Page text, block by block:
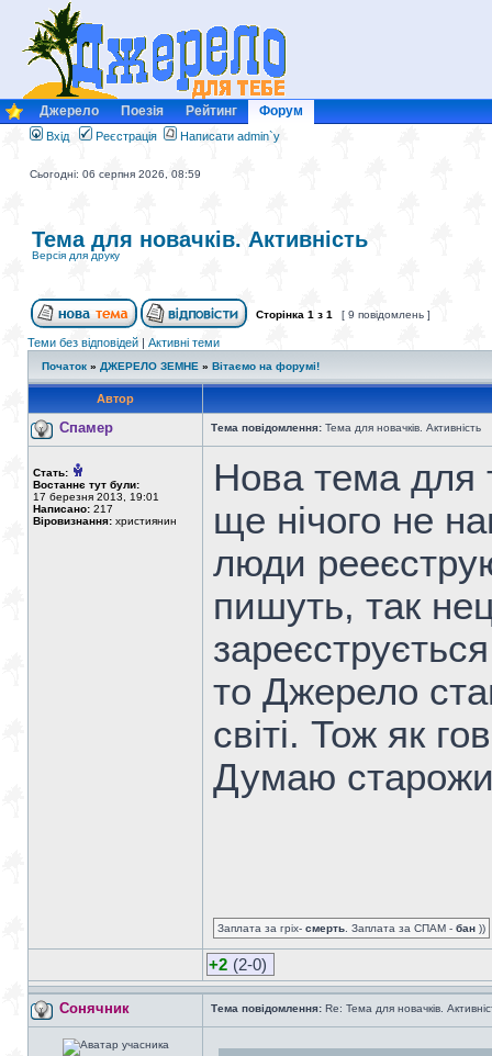
Джерело Поезія Рейтинг Форум
Вхід Реєстрація Написати admin`у
Сьогодні: 06 серпня 2026, 08:59
Тема для новачків. Активність
Версія для друку
Сторінка 1 з 1 [ 9 повідомлень ]
Теми без відповідей | Активні теми
Початок » ДЖЕРЕЛО ЗЕМНЕ » Вітаємо на форумі!
Автор
Спамер Тема повідомлення: Тема для новачків. Активність
Стать:
Востаннє тут були:
17 березня 2013, 19:01
Написано: 217
Віровизнання: християнин
Нова тема для
ще нічого не
люди
пишуть, так
то Джерело
світі. Тож як
Думаю
Заплата за гріх- смерть . Заплата за СПАМ - бан ))
+2 (2-0)
Сонячник Тема повідомлення: Re: Тема для новачків.